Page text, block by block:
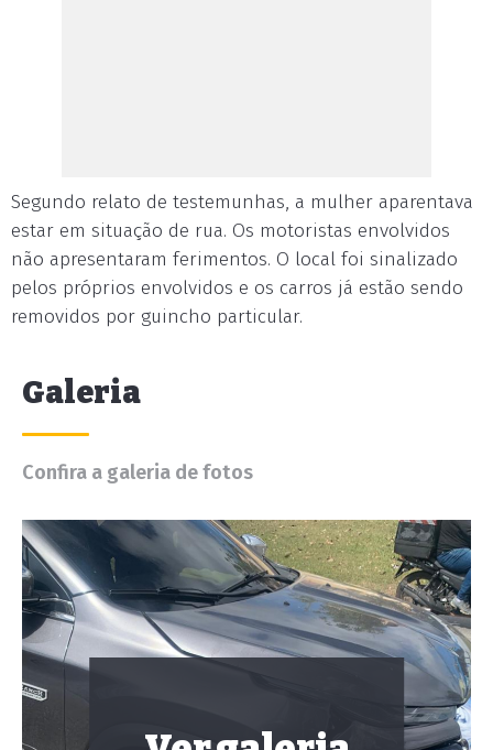
Segundo relato de testemunhas, a mulher aparentava
estar em situação de rua. Os motoristas envolvidos
não apresentaram ferimentos. O local foi sinalizado
pelos próprios envolvidos e os carros já estão sendo
removidos por guincho particular.
Galeria
Confira a galeria de fotos